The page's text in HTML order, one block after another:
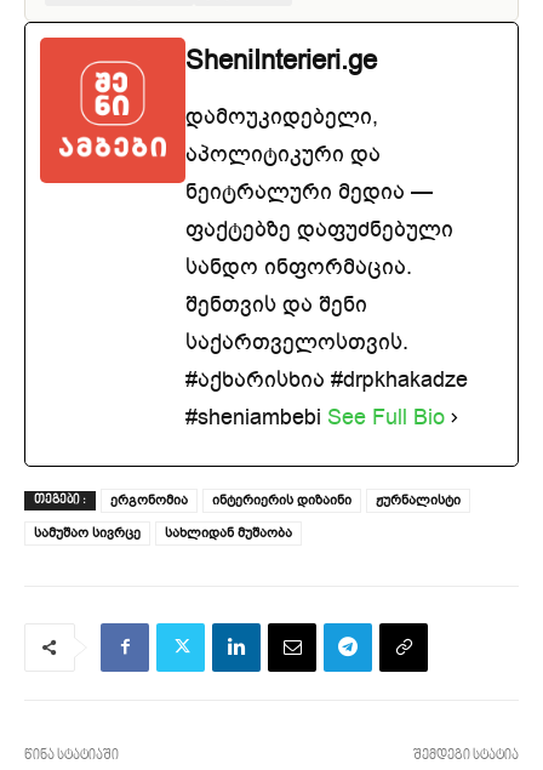
SheniInterieri.ge
დამოუკიდებელი,
აპოლიტიკური და
ნეიტრალური მედია —
ფაქტებზე დაფუძნებული
სანდო ინფორმაცია.
შენთვის და შენი
საქართველოსთვის.
#აქხარისხია #drpkhakadze
#sheniambebi See Full Bio
ᲗᲔᲒᲔᲑᲘ : ერგონომია ინტერიერის დიზაინი
ჟურნალისტი
სამუშაო სივრცე
სახლიდან მუშაობა
წინა სტატიაში შემდეგი სტატია